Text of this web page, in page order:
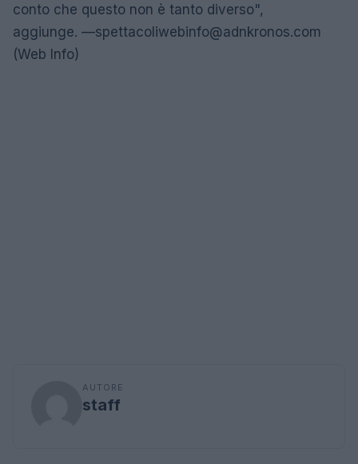
conto che questo non è tanto diverso",
aggiunge. —spettacoliwebinfo@adnkronos.com
(Web Info)
AUTORE
staff